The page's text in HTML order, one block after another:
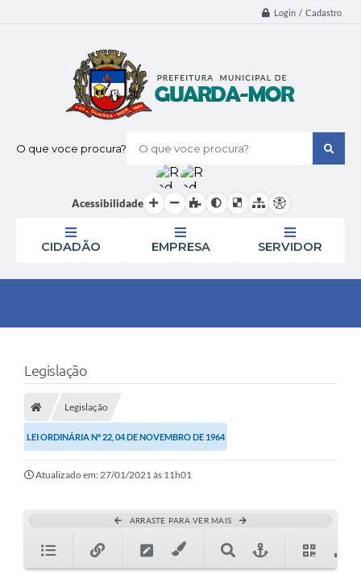
Login / Cadastro
O que voce procura?
Acessibilidade
CIDADÃO EMPRESA SERVIDOR
Legislação
Legislação
LEI ORDINÁRIA Nº 22, 04 DE NOVEMBRO DE 1964
Atualizado em: 27/01/2021 às 11h01
ARRASTE PARA VER MAIS